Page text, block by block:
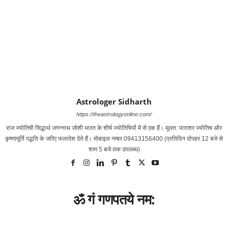
Astrologer Sidharth
https://theastrologyonline.com/
राज ज्‍योतिषी सिद्धार्थ जगन्‍नाथ जोशी भारत के शीर्ष ज्‍योतिषियों में से एक हैं। मूलत: पाराशर ज्‍योतिष और
कृष्‍णामूर्ति पद्धति के जरिए फलादेश देते हैं। मोबाइल नम्‍बर 09413156400 (प्रतिदिन दोपहर 12 बजे से
शाम 5 बजे तक उपलब्‍ध)
ॐ गं गणपतये नम: